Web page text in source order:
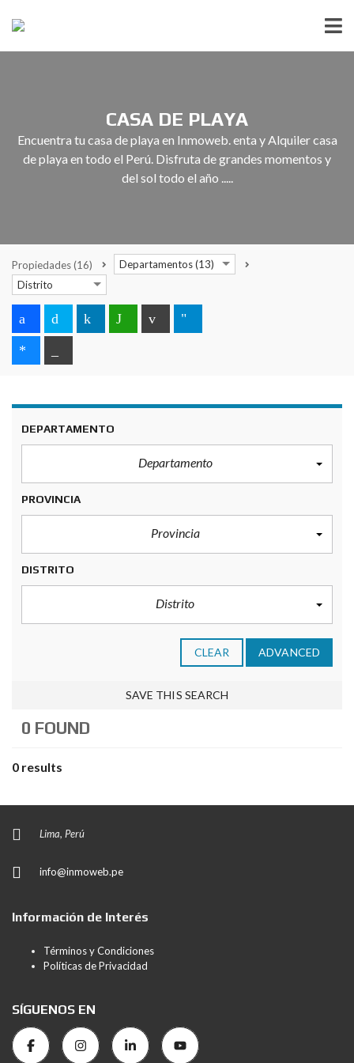
CASA DE PLAYA
Encuentra tu casa de playa en Inmoweb. enta y Alquiler casa
de playa en todo el Perú. Disfruta de grandes momentos y
del sol todo el año .....
Propiedades(16)
Departamentos (13)
Distrito
DEPARTAMENTO
Departamento
PROVINCIA
Provincia
DISTRITO
Distrito
CLEAR ADVANCED
SAVE THIS SEARCH
0 FOUND
0 results
Lima, Perú
info@inmoweb.pe
Información de Interés
Términos y Condiciones
Políticas de Privacidad
SÍGUENOS EN